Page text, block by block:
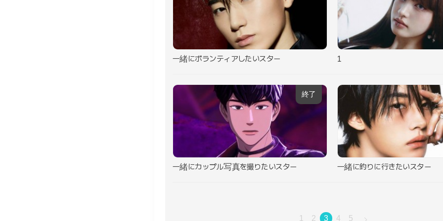
一緒にボランティアしたいスター 1
終了
一緒にカップル写真を撮りたいスター 一緒に釣りに行きたいスター
1 2 3 4 5